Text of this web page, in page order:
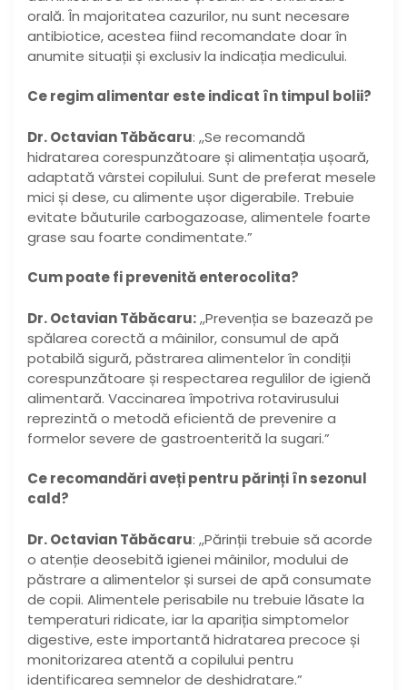
orală. În majoritatea cazurilor, nu sunt necesare
antibiotice, acestea fiind recomandate doar în
anumite situații și exclusiv la indicația medicului.
Ce regim alimentar este indicat în timpul bolii?
Dr. Octavian Tăbăcaru: ,,Se recomandă
hidratarea corespunzătoare și alimentația ușoară,
adaptată vârstei copilului. Sunt de preferat mesele
mici și dese, cu alimente ușor digerabile. Trebuie
evitate băuturile carbogazoase, alimentele foarte
grase sau foarte condimentate.”
Cum poate fi prevenită enterocolita?
Dr. Octavian Tăbăcaru:,,Prevenția se bazează pe
spălarea corectă a mâinilor, consumul de apă
potabilă sigură, păstrarea alimentelor în condiții
corespunzătoare și respectarea regulilor de igienă
alimentară. Vaccinarea împotriva rotavirusului
reprezintă o metodă eficientă de prevenire a
formelor severe de gastroenterită la sugari.”
Ce recomandări aveți pentru părinți în sezonul
cald?
Dr. Octavian Tăbăcaru: ,,Părinții trebuie să acorde
o atenție deosebită igienei mâinilor, modului de
păstrare a alimentelor și sursei de apă consumate
de copii. Alimentele perisabile nu trebuie lăsate la
temperaturi ridicate, iar la apariția simptomelor
digestive, este importantă hidratarea precoce și
monitorizarea atentă a copilului pentru
identificarea semnelor de deshidratare.”